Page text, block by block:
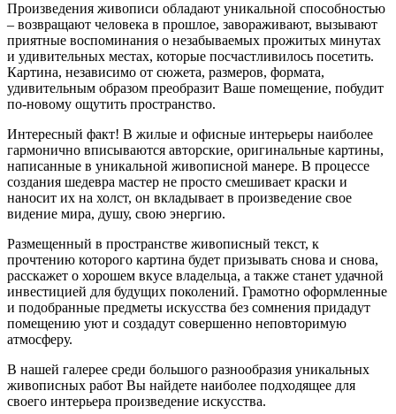
Произведения живописи обладают уникальной способностью
– возвращают человека в прошлое, завораживают, вызывают
приятные воспоминания о незабываемых прожитых минутах
и удивительных местах, которые посчастливилось посетить.
Картина, независимо от сюжета, размеров, формата,
удивительным образом преобразит Ваше помещение, побудит
по-новому ощутить пространство.
Интересный факт! В жилые и офисные интерьеры наиболее
гармонично вписываются авторские, оригинальные картины,
написанные в уникальной живописной манере. В процессе
создания шедевра мастер не просто смешивает краски и
наносит их на холст, он вкладывает в произведение свое
видение мира, душу, свою энергию.
Размещенный в пространстве живописный текст, к
прочтению которого картина будет призывать снова и снова,
расскажет о хорошем вкусе владельца, а также станет удачной
инвестицией для будущих поколений. Грамотно оформленные
и подобранные предметы искусства без сомнения придадут
помещению уют и создадут совершенно неповторимую
атмосферу.
В нашей галерее среди большого разнообразия уникальных
живописных работ Вы найдете наиболее подходящее для
своего интерьера произведение искусства.